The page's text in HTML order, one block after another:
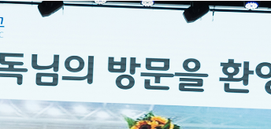
공지사항
납부금 안내
스쿨버스 운행 안내
전-편입 서류양식
입학금/수업료
학생생활규정
학교신문
자율진로동아리
유초등 소식지